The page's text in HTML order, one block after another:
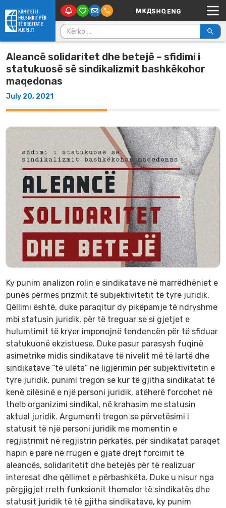
Skip to content Main Navigation
Kërko për:
Aleancë solidaritet dhe betejë – sfidimi i
statukuosë së sindikalizmit bashkëkohor
maqedonas
July 20, 2021
Ky punim analizon rolin e sindikatave në marrëdhëniet e
punës përmes prizmit të subjektivitetit të tyre juridik.
Qëllimi është, duke paraqitur dy pikëpamje të ndryshme
mbi statusin juridik, për të treguar se si gjetjet e
hulumtimit të kryer imponojnë tendencën për të sfiduar
statukuonë ekzistuese. Duke pasur parasysh fuqinë
asimetrike midis sindikatave të nivelit më të lartë dhe
sindikatave “të ulëta” në ligjërimin për subjektivitetin e
tyre juridik, punimi tregon se kur të gjitha sindikatat të
kenë cilësinë e një personi juridik, atëherë forcohet në
thelb organizimi sindikal, në krahasim me statusin
aktual juridik. Argumenti tregon se përvetësimi i
statusit të një personi juridik me momentin e
regjistrimit në regjistrin përkatës, për sindikatat paraqet
hapin e parë në rrugën e gjatë drejt forcimit të
aleancës, solidaritetit dhe betejës për të realizuar
interesat dhe qëllimet e përbashkëta. Duke u nisur nga
përgjigjet rreth funksionit themelor të sindikatës dhe
statusit juridik të të gjitha sindikatave, ky punim